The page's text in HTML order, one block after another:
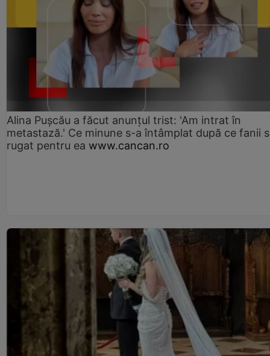
Alina Pușcău a făcut anunțul trist: 'Am intrat în
metastază.' Ce minune s-a întâmplat după ce fanii
rugat pentru ea www.cancan.ro